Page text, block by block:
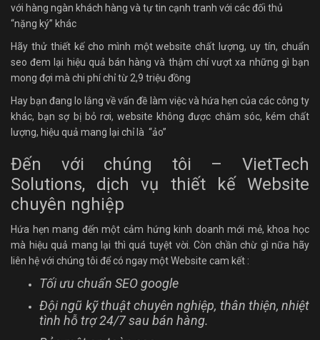
với hàng ngàn khách hàng và tự tin cạnh tranh với các đối thủ
“nặng ký” khác
Hãy thử thiết kế cho mình một website chất lượng, uy tín, chuẩn
seo đem lại hiệu quả bán hàng và thậm chí vượt xa những gì bạn
mong đợi mà chi phí chỉ từ 2,9 triệu đồng
Hay bạn đang lo lắng về vấn đề làm việc và hứa hẹn của các công ty
khác, bạn sợ bị bỏ rơi, website không được chăm sóc, kém chất
lượng, hiệu quả mang lại chỉ là “ảo”
Đến với chúng tôi – VietTech
Solutions, dịch vụ thiết kế Website
chuyên nghiệp
Hứa hẹn mang đến một cảm hứng kinh doanh mới mẻ, khoa học
mà hiệu quả mang lại thì quá tuyệt vời. Còn chần chừ gì nữa hãy
liên hệ với chúng tôi để có ngay một Website cam kết :
Tối ưu chuẩn SEO google
Đội ngũ kỹ thuật chuyên nghiệp, thân thiện, nhiệt
tình hỗ trợ 24/7 sau bán hàng.